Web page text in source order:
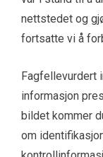
nettstedet og
fortsatte vi å
Fagfellevurdert
informasjon
bildet kommer
om